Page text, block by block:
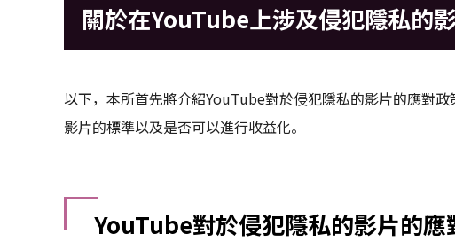
關於在YouTube上涉及侵犯隱私的
以下，本所首先將介紹YouTube對於侵犯隱私的影片的應對
影片的標準以及是否可以進行收益化。
YouTube對於侵犯隱私的影片的應